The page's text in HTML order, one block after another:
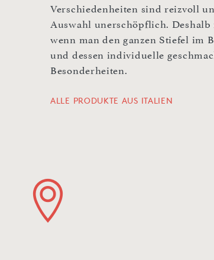
Verschiedenheiten sind reizvoll
Auswahl unerschöpflich. Deshalb
wenn man den ganzen Stiefel im
und dessen individuelle
Besonderheiten.
ALLE PRODUKTE AUS ITALIEN